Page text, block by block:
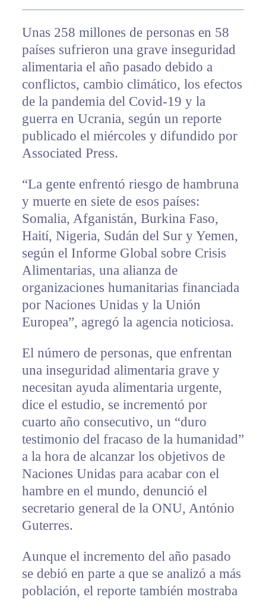
Unas 258 millones de personas en 58
países sufrieron una grave inseguridad
alimentaria el año pasado debido a
conflictos, cambio climático, los efectos
de la pandemia del Covid-19 y la
guerra en Ucrania, según un reporte
publicado el miércoles y difundido por
Associated Press.
“La gente enfrentó riesgo de hambruna
y muerte en siete de esos países:
Somalia, Afganistán, Burkina Faso,
Haití, Nigeria, Sudán del Sur y Yemen,
según el Informe Global sobre Crisis
Alimentarias, una alianza de
organizaciones humanitarias financiada
por Naciones Unidas y la Unión
Europea”, agregó la agencia noticiosa.
El número de personas, que enfrentan
una inseguridad alimentaria grave y
necesitan ayuda alimentaria urgente,
dice el estudio, se incrementó por
cuarto año consecutivo, un “duro
testimonio del fracaso de la humanidad”
a la hora de alcanzar los objetivos de
Naciones Unidas para acabar con el
hambre en el mundo, denunció el
secretario general de la ONU, António
Guterres.
Aunque el incremento del año pasado
se debió en parte a que se analizó a más
población, el reporte también mostraba